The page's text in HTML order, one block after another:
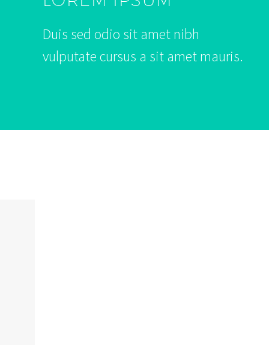
Duis sed odio sit amet nibh
vulputate cursus a sit amet mauris.